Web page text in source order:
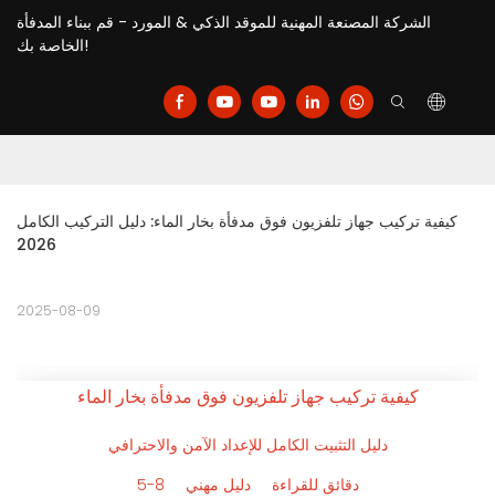
الشركة المصنعة المهنية للموقد الذكي & المورد - قم ببناء المدفأة
الخاصة بك!
كيفية تركيب جهاز تلفزيون فوق مدفأة بخار الماء: دليل التركيب الكامل
2026
2025-08-09
كيفية تركيب جهاز تلفزيون فوق مدفأة بخار الماء
دليل التثبيت الكامل للإعداد الآمن والاحترافي
5-8 دقائق للقراءة
دليل مهني